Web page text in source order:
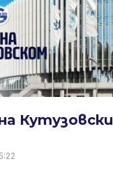
Кутузовски